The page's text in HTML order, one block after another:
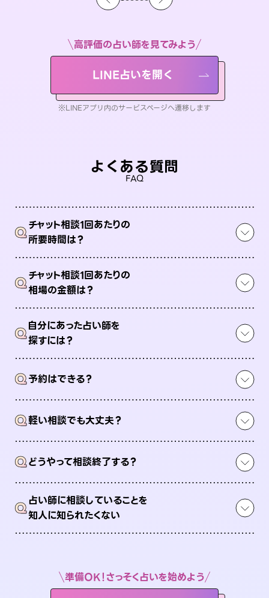
高評価の占い師を見てみよう
LINE占いを開く
※LINEアプリ内のサービスページへ遷移します
よくある質問
FAQ
Qチャット相談1回あたりの
所要時間は？
Qチャット相談1回あたりの
相場の金額は？
Q自分にあった占い師を
探すには？
Q予約はできる？
Q軽い相談でも大丈夫？
Qどうやって相談終了する？
Q占い師に相談していることを
知人に知られたくない
準備OK！さっそく占いを始めよう